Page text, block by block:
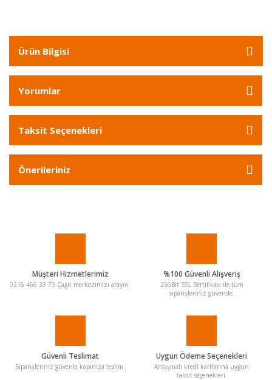
Ürün Bilgisi
Yorumlar
Taksit Seçenekleri
Önerileriniz
Müşteri Hizmetlerimiz
0216 466 33 73 Çağrı merkezimizi arayın.
%100 Güvenli Alışveriş
256Bit SSL Sertifikası ile tüm
siparişleriniz güvende.
Güvenli Teslimat
Siparişleriniz güvenle kapınıza teslim.
Uygun Ödeme Seçenekleri
Anlaşmalı kredi kartlarına uygun
taksit seçenekleri.